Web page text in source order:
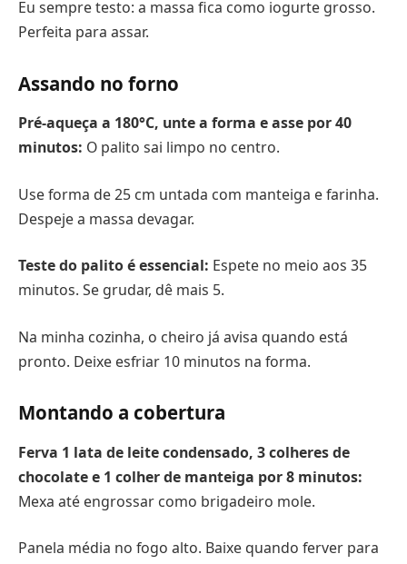
Eu sempre testo: a massa fica como iogurte grosso.
Perfeita para assar.
Assando no forno
Pré-aqueça a 180°C, unte a forma e asse por 40
minutos: O palito sai limpo no centro.
Use forma de 25 cm untada com manteiga e farinha.
Despeje a massa devagar.
Teste do palito é essencial: Espete no meio aos 35
minutos. Se grudar, dê mais 5.
Na minha cozinha, o cheiro já avisa quando está
pronto. Deixe esfriar 10 minutos na forma.
Montando a cobertura
Ferva 1 lata de leite condensado, 3 colheres de
chocolate e 1 colher de manteiga por 8 minutos:
Mexa até engrossar como brigadeiro mole.
Panela média no fogo alto. Baixe quando ferver para